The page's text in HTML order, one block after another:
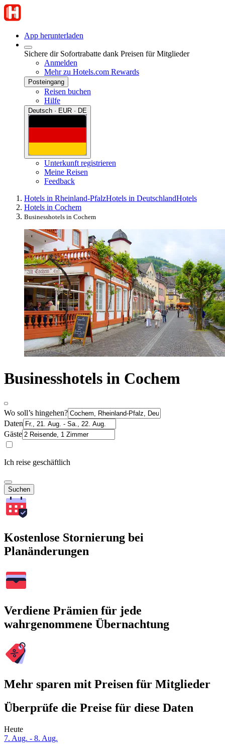
App herunterladen
Sichere dir Sofortrabatte dank Preisen für Mitglieder
Anmelden
Mehr zu Hotels.com Rewards
Posteingang
Reisen buchen
Hilfe
Deutsch · EUR · DE
Unterkunft registrieren
Meine Reisen
Feedback
Hotels in Rheinland-PfalzHotels in DeutschlandHotels
Hotels in Cochem
Businesshotels in Cochem
Businesshotels in Cochem
Wo soll’s hingehen?
Daten
Gäste
Ich reise geschäftlich
Suchen
Kostenlose Stornierung bei
Planänderungen
Verdiene Prämien für jede
wahrgenommene Übernachtung
Mehr sparen mit Preisen für Mitglieder
Überprüfe die Preise für diese Daten
Heute
7. Aug. - 8. Aug.